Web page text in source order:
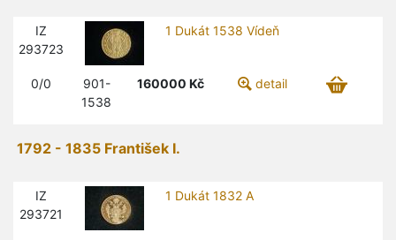
IZ
293723
1 Dukát 1538 Vídeň
0/0
901-
1538
160000 Kč detail
1792 - 1835 František I.
IZ
293721
1 Dukát 1832 A